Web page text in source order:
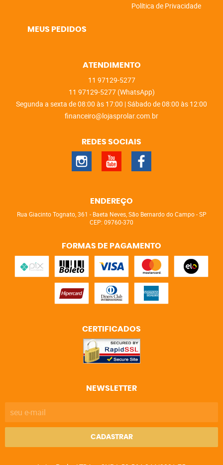
Política de Privacidade
MEUS PEDIDOS
ATENDIMENTO
11 97129-5277
11 97129-5277 (WhatsApp)
Segunda a sexta de 08:00 às 17:00 | Sábado de 08:00 às 12:00
financeiro@lojasprolar.com.br
REDES SOCIAIS
ENDEREÇO
Rua Giacinto Tognato, 361 - Baeta Neves, São Bernardo do Campo-SP
CEP: 09760-370
FORMAS DE PAGAMENTO
CERTIFICADOS
NEWSLETTER
CADASTRAR